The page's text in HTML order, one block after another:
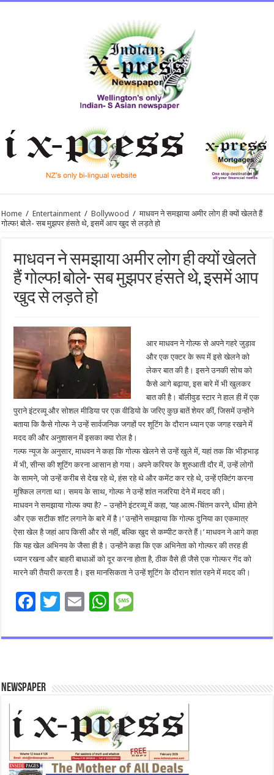
Home / Entertainment / Bollywood / माधवन ने समझाया अमीर लोग ही क्यों खेलते हैं
गोल्फ! बोले- सब मुझपर हंसते थे, इसमें आप खुद से लड़ते हो
माधवन ने समझाया अमीर लोग ही क्यों खेलते
हैं गोल्फ! बोले- सब मुझपर हंसते थे, इसमें आप
खुद से लड़ते हो
आर माधवन ने गोल्फ से अपने गहरे जुड़ाव
और एक एक्टर के रूप में इसे खेलने को
लेकर बात की है। इसने उनकी सोच को
कैसे आगे बढ़ाया, इस बारे में भी खुलकर
बात की है। बॉलीवुड स्टार ने हाल ही में एक
पुराने इंटरव्यू और सोशल मीडिया पर एक वीडियो के जरिए कुछ बातें शेयर कीं, जिसमें उन्होंने
बताया कि कैसे गोल्फ ने उन्हें सार्वजनिक जगहों पर शूटिंग के दौरान ध्यान एक जगह रखने में
मदद की और अनुशासन में इसका क्या रोल है।
गल्फ न्यूज के अनुसार, माधवन ने कहा कि गोल्फ खेलने से उन्हें खुले में, यहां तक कि भीड़भाड़
में भी, सीन्स की शूटिंग करना आसान हो गया। अपने करियर के शुरुआती दौर में, उन्हें लोगों
के सामने, जो उन्हें करीब से देख रहे थे, हंस रहे थे और कमेंट कर रहे थे, उन्हें एक्टिंग करना
मुश्किल लगता था। समय के साथ, गोल्फ ने उन्हें शांत नजरिया देने में मदद की।
माधवन ने समझाया गोल्फ क्या है? – उन्होंने इंटरव्यू में कहा, ‘यह आत्म-चिंतन करने, धीमा होने
और एक सटीक शॉट लगाने के बारे में है।’ उन्होंने समझाया कि गोल्फ दुनिया का एकमात्र
ऐसा खेल है जहां आप किसी और से नहीं, बल्कि खुद से कम्पीट करते हैं।’ माधवन ने आगे कहा
कि यह खेल अभिनय के जैसा ही है। उन्होंने कहा कि एक अभिनेता को गोल्फर की तरह ही
ध्यान रखना और बाहरी बाधाओं को दूर करना होता है, ठीक वैसे ही जैसे एक गोल्फर गेंद को
मारने की तैयारी करता है। इस मानसिकता ने उन्हें शूटिंग के दौरान शांत रहने में मदद की।
F
e
o
k
T
tt
E
ai
W
at
p
p
sa
e
Newspaper